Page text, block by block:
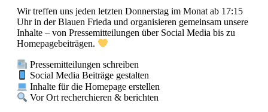
Wir treffen uns jeden letzten Donnerstag im Monat ab 17:15
Uhr in der Blauen Frieda und organisieren gemeinsam unsere
Inhalte – von Pressemitteilungen über Social Media bis zu
Homepagebeiträgen.
Pressemitteilungen schreiben
Social Media Beiträge gestalten
Inhalte für die Homepage erstellen
Vor Ort recherchieren & berichten